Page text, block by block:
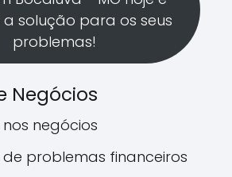
solução para os seus
problemas!
Negócios
nos negócios
problemas financeiros